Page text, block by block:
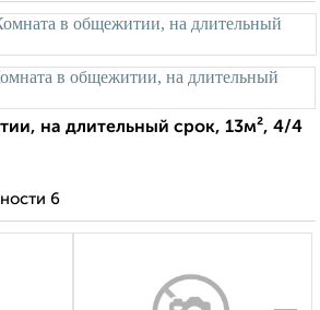
на длительный срок, 13м², 4/4
6